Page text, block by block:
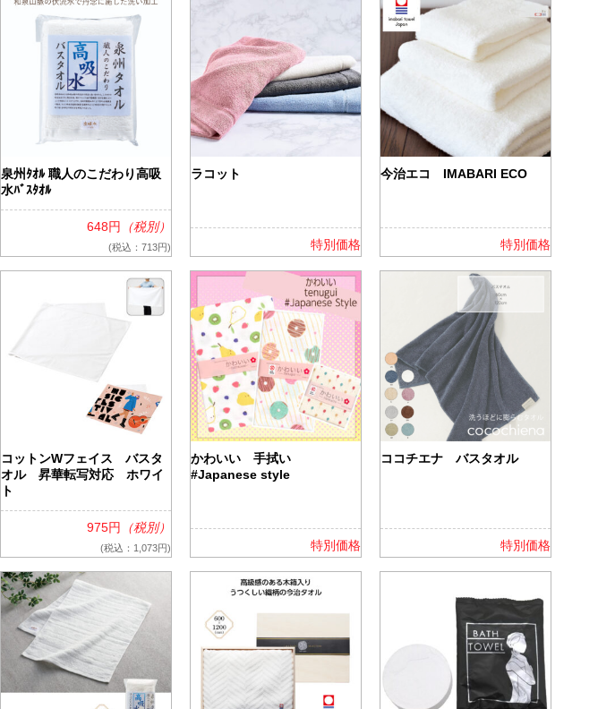
泉州ﾀｵﾙ 職人のこだわり高吸
水ﾊﾞｽﾀｵﾙ
648円 （税別）
(税込：713円)
ラコット
特別価格
今治エコ IMABARI ECO
特別価格
コットンWフェイス バスタ
オル 昇華転写対応 ホワイ
ト
975円 （税別）
(税込：1,073円)
かわいい 手拭い
#Japanese style
特別価格
ココチエナ バスタオル
特別価格